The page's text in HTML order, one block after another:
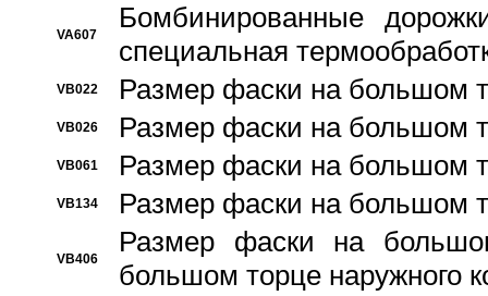
VA607
Бомбинированные
специальная
VB022 Размер фаски на большом
VB026 Размер фаски на большом
VB061 Размер фаски на большом
VB134 Размер фаски на большом
VB406
Размер фаски на
большом торце наружного